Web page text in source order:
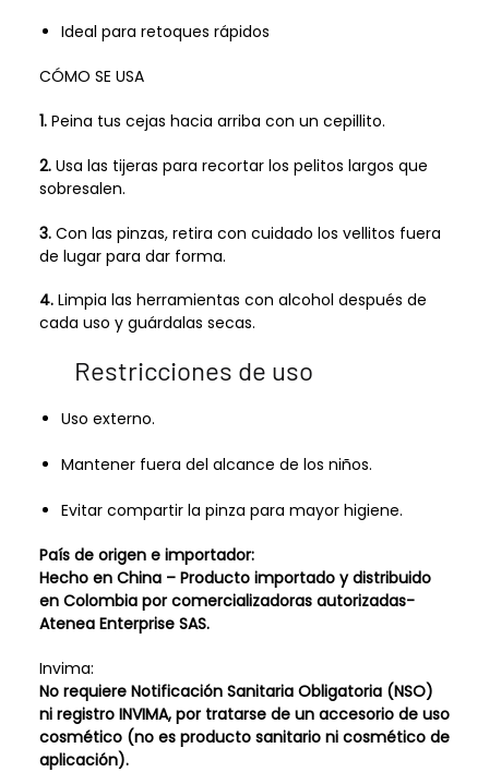
Ideal para retoques rápidos
CÓMO SE USA
1. Peina tus cejas hacia arriba con un cepillito.
2. Usa las tijeras para recortar los pelitos largos que
sobresalen.
3.Con las pinzas, retira con cuidado los vellitos fuera
de lugar para dar forma.
4.Limpia las herramientas con alcohol después de
cada uso y guárdalas secas.
Restricciones de uso
Uso externo.
Mantener fuera del alcance de los niños.
Evitar compartir la pinza para mayor higiene.
País de origen e importador:
Hecho en China – Producto importado y distribuido
en Colombia por comercializadoras autorizadas-
Atenea Enterprise SAS.
Invima:
No requiere Notificación Sanitaria Obligatoria (NSO)
ni registro INVIMA, por tratarse de un accesorio de uso
cosmético (no es producto sanitario ni cosmético de
aplicación).